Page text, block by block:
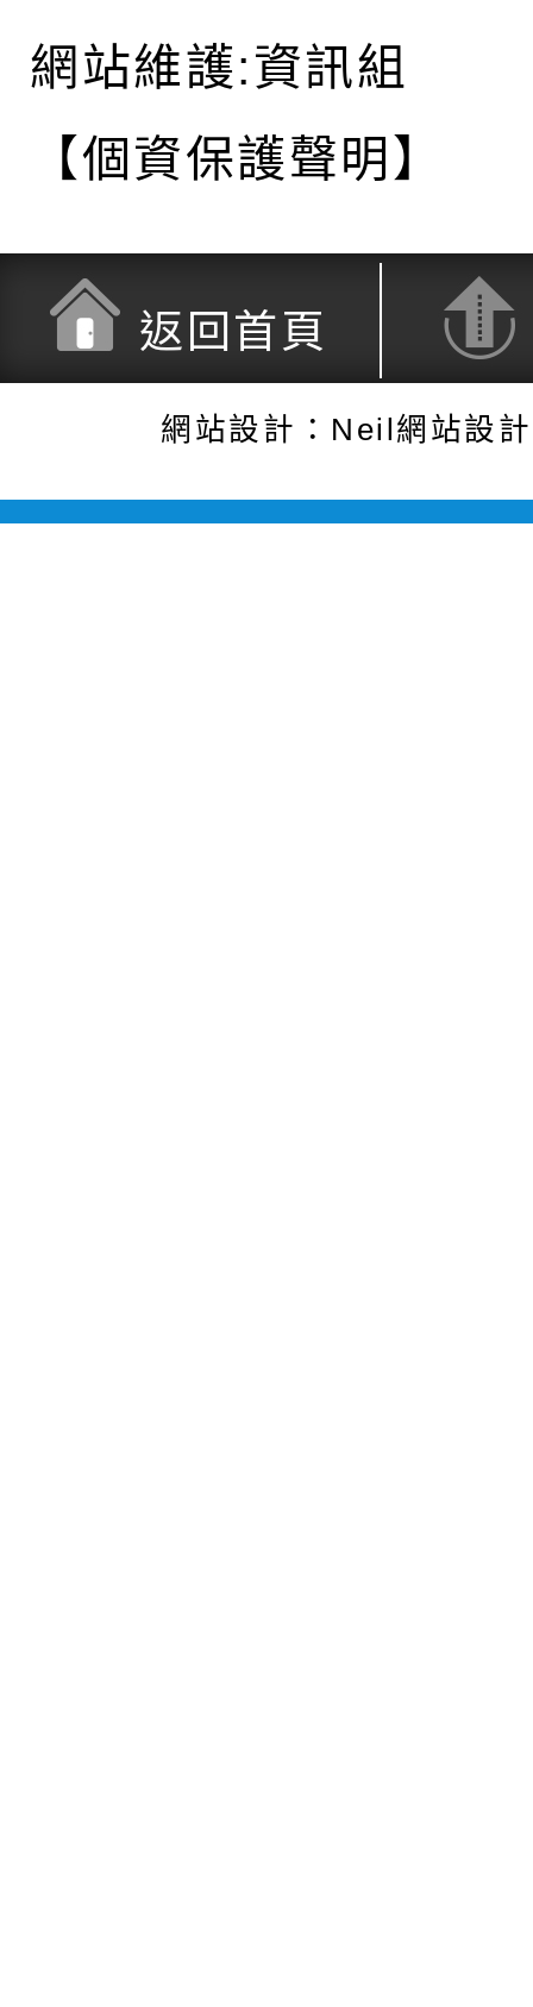
網站維護:資訊組
【個資保護聲明】
返回首頁
網站設計：Neil網站設